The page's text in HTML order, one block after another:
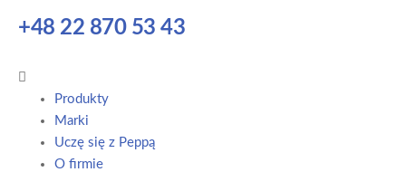
+48 22 870 53 43
Produkty
Marki
Uczę się z Peppą
O firmie